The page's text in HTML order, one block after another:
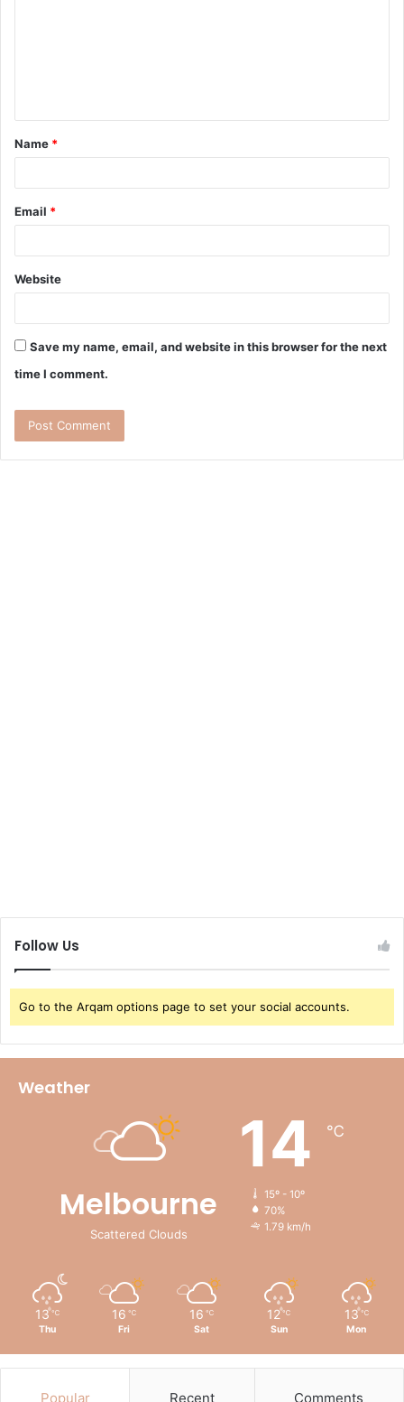
Name *
Email *
Website
Save my name, email, and website in this browser for the next
time I comment.
Follow Us
Go to the Arqam options page to set your social accounts.
Weather
Melbourne
Scattered Clouds
14 ℃
15º - 10º
70%
1.79 km/h
13 ℃
Thu
16 ℃
Fri
16 ℃
Sat
12 ℃
Sun
13 ℃
Mon
Popular Recent Comments